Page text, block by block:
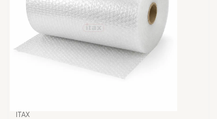
Producent
ITAX